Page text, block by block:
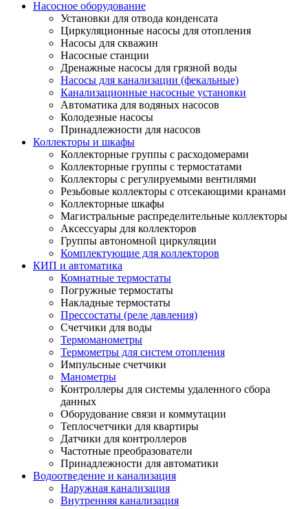
Насосное оборудование
Установки для отвода конденсата
Циркуляционные насосы для отопления
Насосы для скважин
Насосные станции
Дренажные насосы для грязной воды
Насосы для канализации (фекальные)
Канализационные насосные установки
Автоматика для водяных насосов
Колодезные насосы
Принадлежности для насосов
Коллекторы и шкафы
Коллекторные группы с расходомерами
Коллекторные группы с термостатами
Коллекторы с регулируемыми вентилями
Резьбовые коллекторы с отсекающими кранами
Коллекторные шкафы
Магистральные распределительные коллекторы
Аксессуары для коллекторов
Группы автономной циркуляции
Комплектующие для коллекторов
КИП и автоматика
Комнатные термостаты
Погружные термостаты
Накладные термостаты
Прессостаты (реле давления)
Счетчики для воды
Термоманометры
Термометры для систем отопления
Импульсные счетчики
Манометры
Контроллеры для системы удаленного сбора
данных
Оборудование связи и коммутации
Теплосчетчики для квартиры
Датчики для контроллеров
Частотные преобразователи
Принадлежности для автоматики
Водоотведение и канализация
Наружная канализация
Внутренняя канализация